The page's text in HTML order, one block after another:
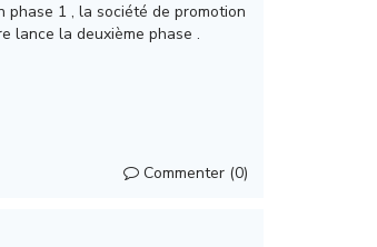
phase 1 , la société de promotion
lance la deuxième phase .
Commenter (0)